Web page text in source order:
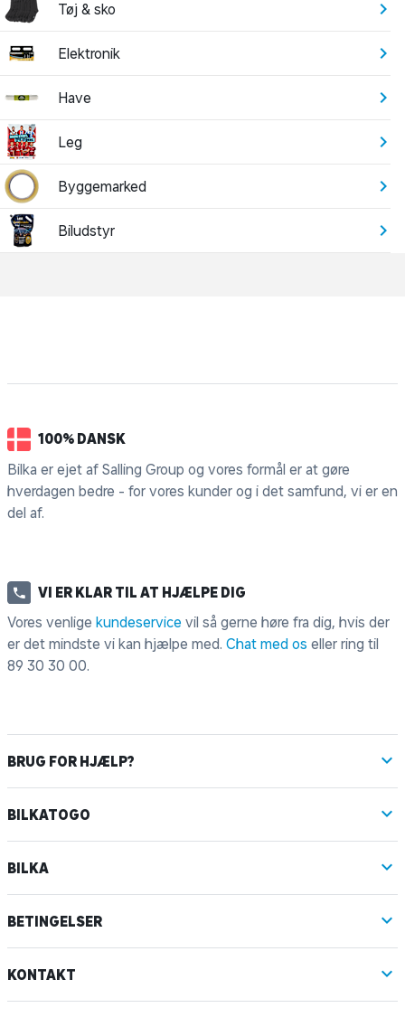
Tøj & sko
Elektronik
Have
Leg
Byggemarked
Biludstyr
100% DANSK
Bilka er ejet af Salling Group og vores formål er at gøre
hverdagen bedre - for vores kunder og i det samfund, vi er en
del af.
VI ER KLAR TIL AT HJÆLPE DIG
Vores venlige kundeservice vil så gerne høre fra dig, hvis der
er det mindste vi kan hjælpe med. Chat med os eller ring til
89 30 30 00.
BRUG FOR HJÆLP?
BILKATOGO
BILKA
BETINGELSER
KONTAKT